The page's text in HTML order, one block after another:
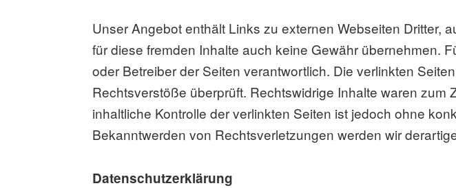
Unser Angebot enthält Links zu externen Webseiten Dritter,
für diese fremden Inhalte auch keine Gewähr übernehmen.
oder Betreiber der Seiten verantwortlich. Die verlinkten
Rechtsverstöße überprüft. Rechtswidrige Inhalte waren
inhaltliche Kontrolle der verlinkten Seiten ist jedoch ohne
Bekanntwerden von Rechtsverletzungen werden wir
Datenschutzerklärung